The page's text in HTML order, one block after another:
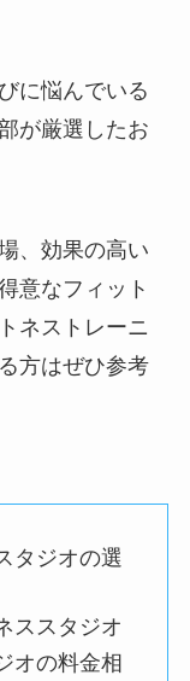
に悩んでいる
が厳選したお
、効果の高い
意なフィット
ネストレーニ
方はぜひ参考
タジオの選
ススタジオ
オの料金相